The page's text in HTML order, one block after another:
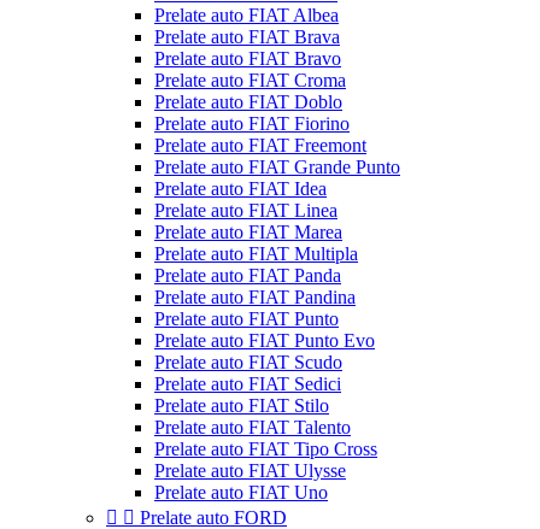
Prelate auto FIAT Albea
Prelate auto FIAT Brava
Prelate auto FIAT Bravo
Prelate auto FIAT Croma
Prelate auto FIAT Doblo
Prelate auto FIAT Fiorino
Prelate auto FIAT Freemont
Prelate auto FIAT Grande Punto
Prelate auto FIAT Idea
Prelate auto FIAT Linea
Prelate auto FIAT Marea
Prelate auto FIAT Multipla
Prelate auto FIAT Panda
Prelate auto FIAT Pandina
Prelate auto FIAT Punto
Prelate auto FIAT Punto Evo
Prelate auto FIAT Scudo
Prelate auto FIAT Sedici
Prelate auto FIAT Stilo
Prelate auto FIAT Talento
Prelate auto FIAT Tipo Cross
Prelate auto FIAT Ulysse
Prelate auto FIAT Uno
  Prelate auto FORD